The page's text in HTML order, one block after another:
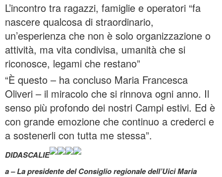
L’incontro tra ragazzi, famiglie e operatori “fa
nascere qualcosa di straordinario,
un’esperienza che non è solo organizzazione o
attività, ma vita condivisa, umanità che si
riconosce, legami che restano”
“È questo – ha concluso Maria Francesca
Oliveri – il miracolo che si rinnova ogni anno. Il
senso più profondo dei nostri Campi estivi. Ed è
con grande emozione che continuo a crederci e
a sostenerli con tutta me stessa”.
DIDASCALIE
a – La presidente del Consiglio regionale dell’Uici Maria